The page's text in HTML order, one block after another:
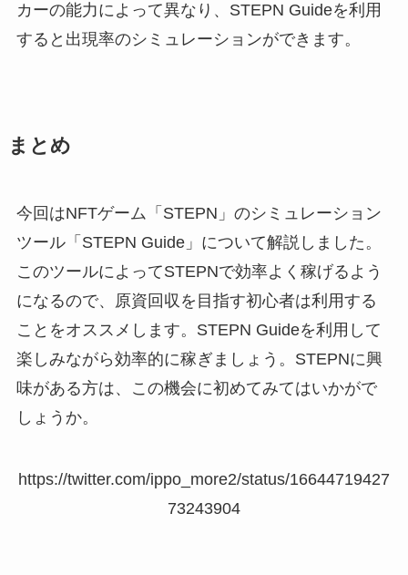
カーの能力によって異なり、STEPN Guideを利用
すると出現率のシミュレーションができます。
まとめ
今回はNFTゲーム「STEPN」のシミュレーション
ツール「STEPN Guide」について解説しました。
このツールによってSTEPNで効率よく稼げるよう
になるので、原資回収を目指す初心者は利用する
ことをオススメします。STEPN Guideを利用して
楽しみながら効率的に稼ぎましょう。STEPNに興
味がある方は、この機会に初めてみてはいかがで
しょうか。
https://twitter.com/ippo_more2/status/16644719427
73243904